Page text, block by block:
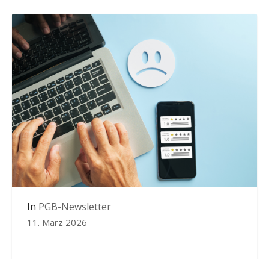
In PGB-Newsletter
11. März 2026